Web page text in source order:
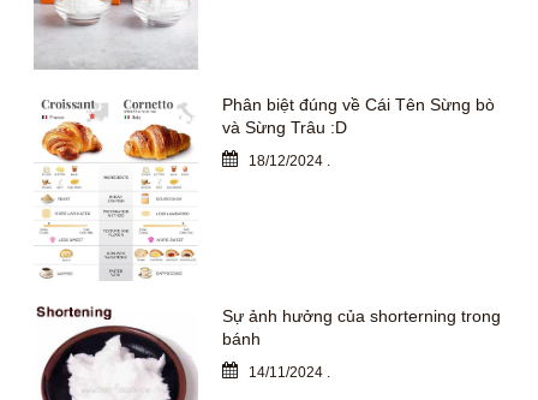
Phân biệt đúng về Cái Tên Sừng bò
và Sừng Trâu :D
18/12/2024
Sự ảnh hưởng của shorterning trong
bánh
14/11/2024